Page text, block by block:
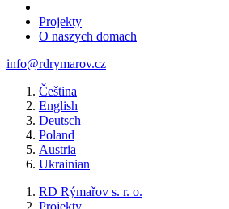
Projekty
O naszych domach
info@rdrymarov.cz
Čeština
English
Deutsch
Poland
Austria
Ukrainian
RD Rýmařov s. r. o.
Projekty